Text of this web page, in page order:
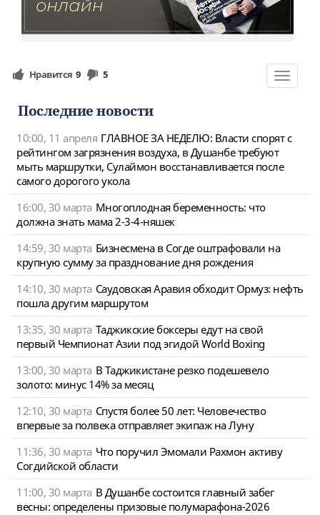
Toggle
Нравится 9 5
Последние новости
10:00, 11 апреля ГЛАВНОЕ ЗА НЕДЕЛЮ: Власти спорят с
рейтингом загрязнения воздуха, в Душанбе требуют
мыть маршрутки, Сулаймон восстанавливается после
самого дорогого укола
16:00, 30 марта Многоплодная беременность: что
должна знать мама 2-3-4-няшек
14:59, 30 марта Бизнесмена в Согде оштрафовали на
крупную сумму за празднование дня рождения
14:10, 30 марта Саудовская Аравия обходит Ормуз: нефть
пошла другим маршрутом
13:35, 30 марта Таджикские боксеры едут на свой
первый Чемпионат Азии под эгидой World Boxing
13:00, 30 марта В Таджикистане резко подешевело
золото: минус 14% за месяц
12:10, 30 марта Спустя более 50 лет: Человечество
впервые за полвека отправляет экипаж на Луну
11:36, 30 марта Что поручил Эмомали Рахмон активу
Согдийской области
11:00, 30 марта В Душанбе состоится главный забег
весны: определены призовые полумарафона-2026